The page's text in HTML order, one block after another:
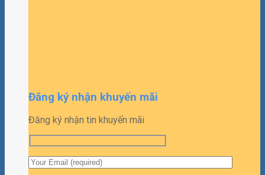
Đăng ký nhận khuyến mãi
Đăng ký nhận tin khuyến mãi